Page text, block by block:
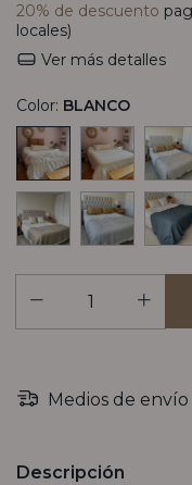
20% de descuento
locales)
Ver más detalles
Color: BLANCO
Medios de envío
Descripción